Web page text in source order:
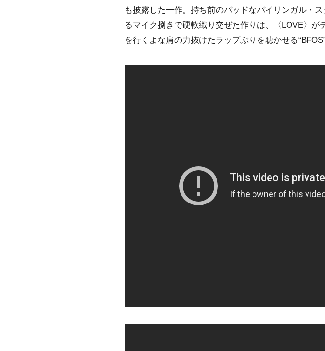
も披露した一作。持ち前のバッドなバイリンガル・
るマイク捌きで硬軟織り交ぜた作りは、〈LOVE〉
を行くよな肩の力抜けたラップぶりを聴かせる